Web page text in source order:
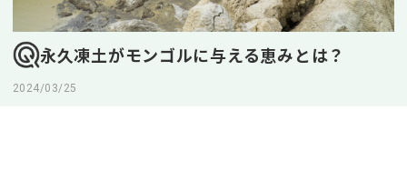
永久凍土がモンゴルに与える恵みとは？
2024/03/25